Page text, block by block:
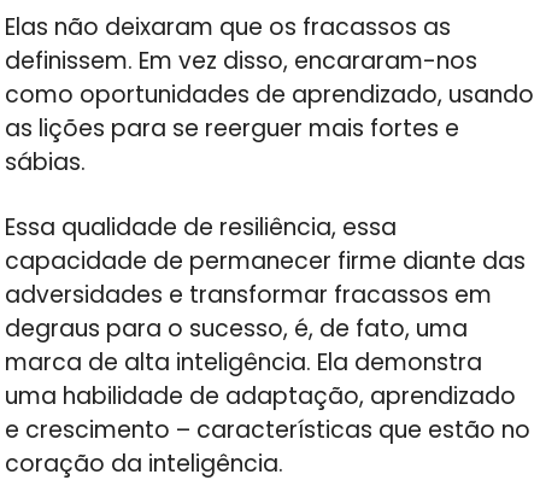
Elas não deixaram que os fracassos as
definissem. Em vez disso, encararam-nos
como oportunidades de aprendizado, usando
as lições para se reerguer mais fortes e
sábias.
Essa qualidade de resiliência, essa
capacidade de permanecer firme diante das
adversidades e transformar fracassos em
degraus para o sucesso, é, de fato, uma
marca de alta inteligência. Ela demonstra
uma habilidade de adaptação, aprendizado
e crescimento – características que estão no
coração da inteligência.